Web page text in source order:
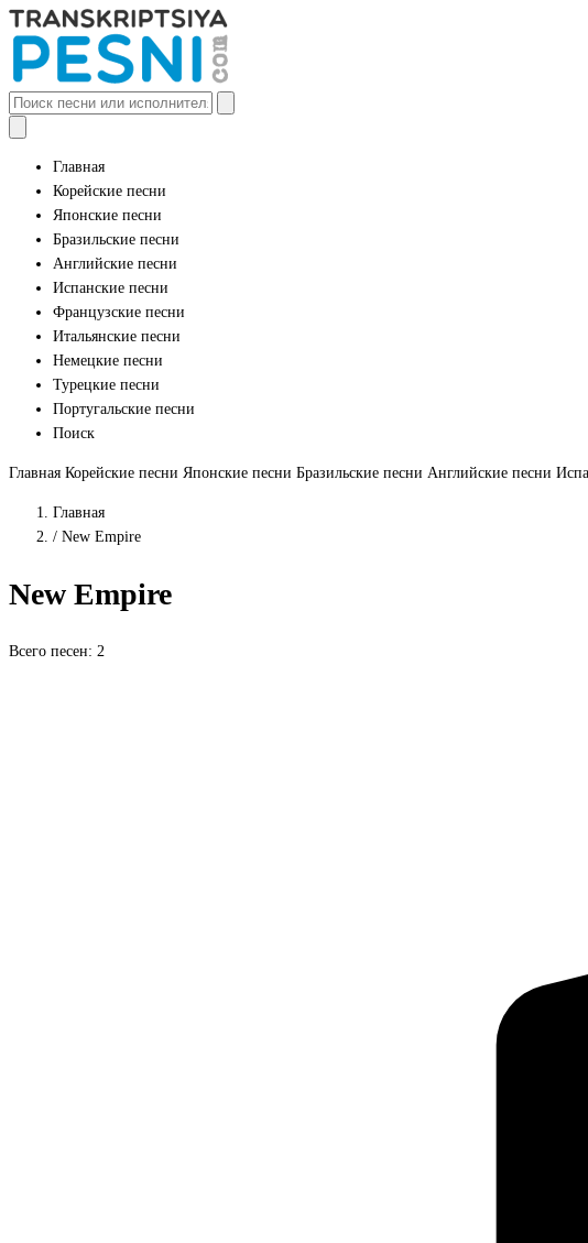
Главная
Корейские песни
Японские песни
Бразильские песни
Английские песни
Испанские песни
Французские песни
Итальянские песни
Немецкие песни
Турецкие песни
Португальские песни
Поиск
Главная Корейские песни Японские песни Бразильские песни Английские песни
Главная
/ New Empire
New Empire
Всего песен: 2